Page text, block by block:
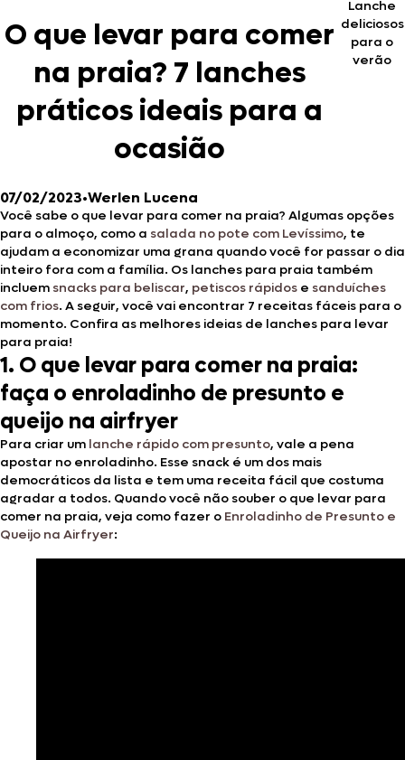
O que levar para comer
na praia? 7 lanches
práticos ideais para a
ocasião
Lanche
deliciosos
para o
verão
07/02/2023•Werlen Lucena
Você sabe o que levar para comer na praia? Algumas opções
para o almoço, como a salada no pote com Levíssimo, te
ajudam a economizar uma grana quando você for passar o dia
inteiro fora com a família. Os lanches para praia também
incluem snacks para beliscar, petiscos rápidos e sanduíches
com frios. A seguir, você vai encontrar 7 receitas fáceis para o
momento. Confira as melhores ideias de lanches para levar
para praia!
1. O que levar para comer na praia:
faça o enroladinho de presunto e
queijo na airfryer
Para criar um lanche rápido com presunto, vale a pena
apostar no enroladinho. Esse snack é um dos mais
democráticos da lista e tem uma receita fácil que costuma
agradar a todos. Quando você não souber o que levar para
comer na praia, veja como fazer o Enroladinho de Presunto e
Queijo na Airfryer: